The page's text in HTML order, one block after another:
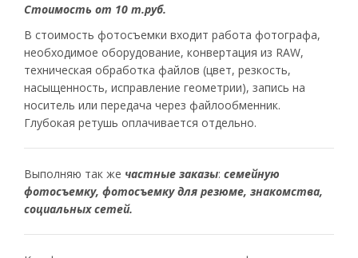
Стоимость от 10 т.руб.
В стоимость фотосъемки входит работа фотографа,
необходимое оборудование, конвертация из RAW,
техническая обработка файлов (цвет, резкость,
насыщенность, исправление геометрии), запись на
носитель или передача через файлообменник.
Глубокая ретушь оплачивается отдельно.
Выполняю так же частные заказы: семейную
фотосъемку, фотосъемку для резюме, знакомства,
социальных сетей.